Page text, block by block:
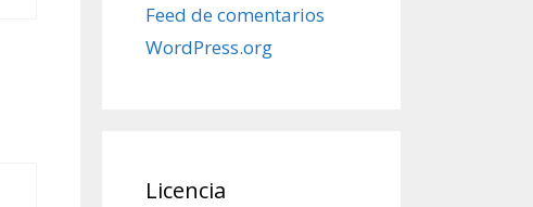
Feed de comentarios
WordPress.org
Licencia